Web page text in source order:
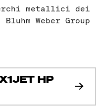
metallici dei
Weber Group
HP